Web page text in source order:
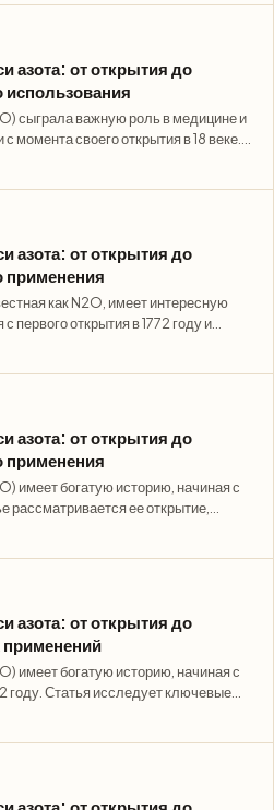
азота: от открытия до
использования
сыграла важную роль в медицине и
момента своего открытия в 18 веке.
азота: от открытия до
применения
как N2O, имеет интересную
первого открытия в 1772 году и
азота: от открытия до
применения
имеет богатую историю, начиная с
рассматривается ее открытие,
азота: от открытия до
имеет богатую историю, начиная с
году. Статья исследует ключевые